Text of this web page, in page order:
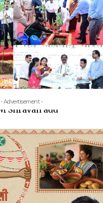
- Advertisement -